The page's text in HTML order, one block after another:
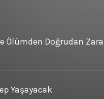
Ölümden Doğrudan
Yaşayacak